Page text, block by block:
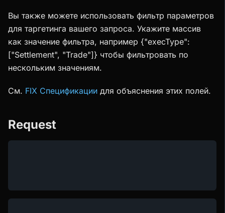
Вы также можете использовать фильтр параметров
для таргетинга вашего запроса. Укажите массив
как значение фильтра, например {"execType":
["Settlement", "Trade"]} чтобы фильтровать по
нескольким значениям.
См. FIX Спецификации для объяснения этих полей.
Request